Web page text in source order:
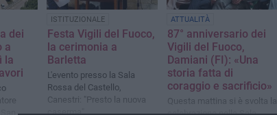
dei
a
la
ISTITUZIONALE
Festa Vigili del Fuoco,
la cerimonia a
Barletta
L'evento presso la Sala
Rossa del Castello,
Canestri: "Presto la nuova
caserma"
ATTUALITÀ
87° anniversario dei
Vigili del Fuoco,
Damiani (FI): «Una
storia fatta di
coraggio e sacrificio»
Questa mattina si è svolta la